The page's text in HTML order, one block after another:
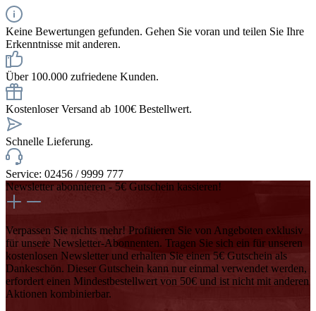
Keine Bewertungen gefunden. Gehen Sie voran und teilen Sie Ihre
Erkenntnisse mit anderen.
Über 100.000 zufriedene Kunden.
Kostenloser Versand ab 100€ Bestellwert.
Schnelle Lieferung.
Service: 02456 / 9999 777
Newsletter abonnieren - 5€ Gutschein kassieren!
Verpassen Sie nichts mehr! Profitieren Sie von Angeboten exklusiv
für unsere Newsletter-Abonnenten. Tragen Sie sich ein für unseren
kostenlosen Newsletter und erhalten Sie einen 5€ Gutschein als
Dankeschön. Dieser Gutschein kann nur einmal verwendet werden,
erfordert einen Mindestbestellwert von 50€ und ist nicht mit anderen
Aktionen kombinierbar.